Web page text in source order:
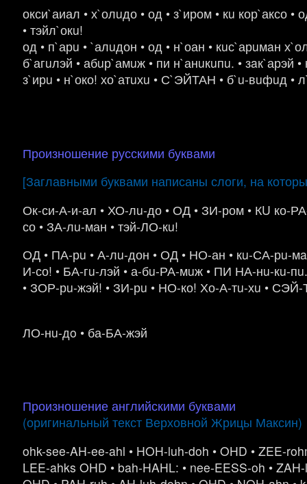
окси`аиал • х`олuдо • од • з`иром • кu кор`аксо
• тэйл`окu!
од • п`арu • `алuдон • од • н`оан • кuс`арuмaн
б`агuлэй • абuр`амuж • пи н`анuкuпu. • зaк`арэй
з`ирu • н`око! хо`атuхu • С`ЭЙТАН • б`u-вuфuд •
Произношение русскими буквами
[Заглавными буквами написаны слоги, на
Ок-си-А-и-ал • ХО-лu-до • ОД • ЗИ-ром • КU ко-
со • ЗА-лu-ман • тэй-ЛО-кu!
ОД • ПА-рu • А-лu-дон • ОД • НО-ан • кu-СА-рu-
И-со! • БА-гu-лэй • а-бu-РА-мuж • ПИ НА-нu-кu-
• ЗОР-рu-жэй! • ЗИ-рu • НО-ко! Хо-А-тu-хu •
ЛО-нu-дo • ба-БА-жэй
Произношение английскими буквами
(оригинальный текст Верховной Жрицы Максин)
ohk-see-AH-ee-ahl • HOH-luh-doh • OHD • ZEE-
LEE-ahks OHD • bah-HAHL: • nee-EESS-oh •